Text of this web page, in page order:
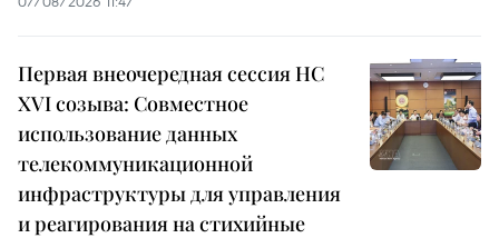
Первая внеочередная сессия НС
XVI созыва: Совместное
использование данных
телекоммуникационной
инфраструктуры для управления
и реагирования на стихийные